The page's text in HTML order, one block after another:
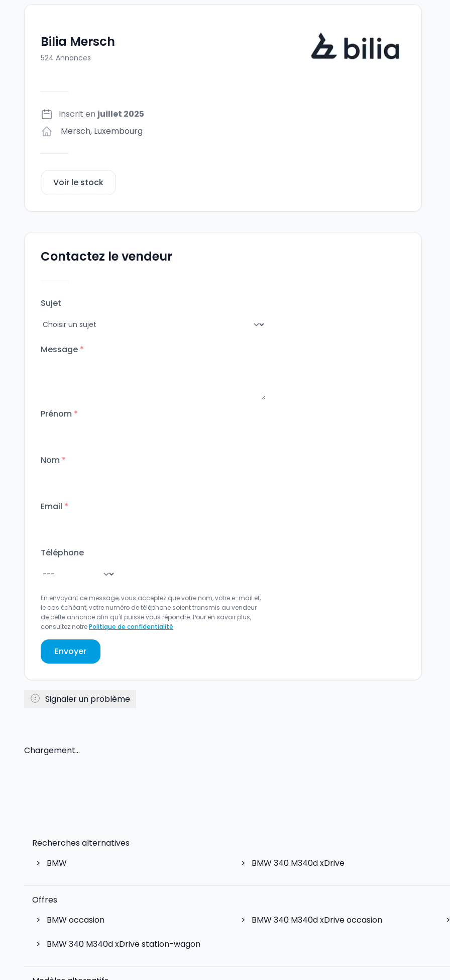
Bilia Mersch
524 Annonces
Inscrit en juillet 2025
Mersch, Luxembourg
Voir le stock
Contactez le vendeur
Sujet
Message *
Prénom *
Nom *
Email *
Téléphone
En envoyant ce message, vous acceptez que votre nom, votre e-mail et,
le cas échéant, votre numéro de téléphone soient transmis au vendeur
de cette annonce afin qu'il puisse vous répondre. Pour en savoir plus,
consultez notrePolitique de confidentialité
Envoyer
Signaler un problème
Chargement...
Recherches alternatives
>
BMW > BMW 340 M340d xDrive
Offres
>
BMW occasion > BMW 340 M340d xDrive occasion >
> BMW 340 M340d xDrive station-wagon